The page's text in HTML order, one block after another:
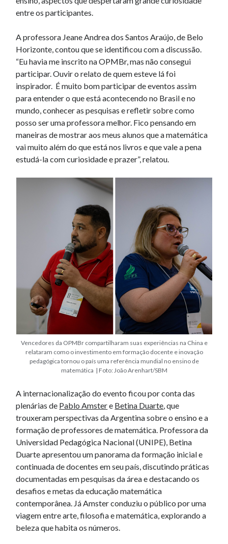
entre os participantes.
A professora Jeane Andrea dos Santos Araújo, de Belo
Horizonte, contou que se identificou com a discussão.
“Eu havia me inscrito na OPMBr, mas não consegui
participar. Ouvir o relato de quem esteve lá foi
inspirador. É muito bom participar de eventos assim
para entender o que está acontecendo no Brasil e no
mundo, conhecer as pesquisas e refletir sobre como
posso ser uma professora melhor. Fico pensando em
maneiras de mostrar aos meus alunos que a matemática
vai muito além do que está nos livros e que vale a pena
estudá-la com curiosidade e prazer”, relatou.
Vencedores da OPMBr compartilharam suas experiências na China e
relataram como o investimento em formação docente e inovação
pedagógica tornou o país uma referência mundial no ensino de
matemática | Foto: João Arenhart/SBM
A internacionalização do evento ficou por conta das
plenárias de Pablo Amstere Betina Duarte, que
trouxeram perspectivas da Argentina sobre o ensino e a
formação de professores de matemática. Professora da
Universidad Pedagógica Nacional (UNIPE), Betina
Duarte apresentou um panorama da formação inicial e
continuada de docentes em seu país, discutindo práticas
documentadas em pesquisas da área e destacando os
desafios e metas da educação matemática
contemporânea. Já Amster conduziu o público por uma
viagem entre arte, filosofia e matemática, explorando a
beleza que habita os números.